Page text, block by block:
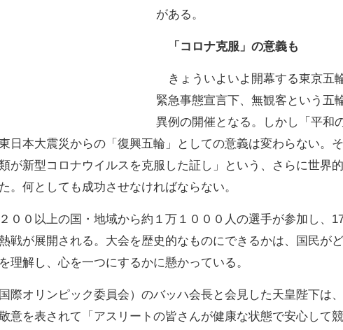
がある。
「コロナ克服」の意義も
きょういよいよ開幕する東京五輪
緊急事態宣言下、無観客という五
異例の開催となる。しかし「平和
日本大震災からの「復興五輪」としての意義は変わらない。
が新型コロナウイルスを克服した証し」という、さらに世界
。何としても成功させなければならない。
００以上の国・地域から約１万１０００人の選手が参加し、
戦が展開される。大会を歴史的なものにできるかは、国民が
理解し、心を一つにするかに懸かっている。
際オリンピック委員会）のバッハ会長と会見した天皇陛下は
意を表されて「アスリートの皆さんが健康な状態で安心して